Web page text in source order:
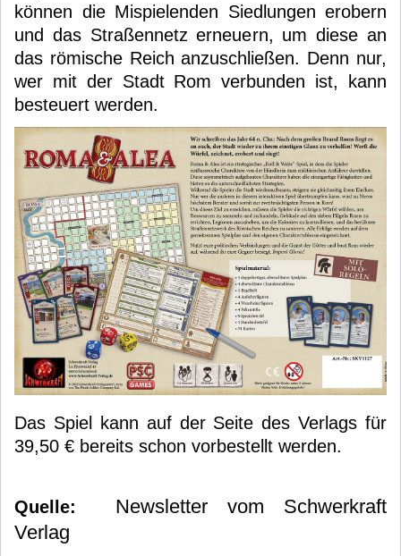
können die Mispielenden Siedlungen erobern
und das Straßennetz erneuern, um diese an
das römische Reich anzuschließen. Denn nur,
wer mit der Stadt Rom verbunden ist, kann
besteuert werden.
Das Spiel kann auf der Seite des Verlags für
39,50 € bereits schon vorbestellt werden.
Quelle:
Newsletter vom Schwerkraft
Verlag